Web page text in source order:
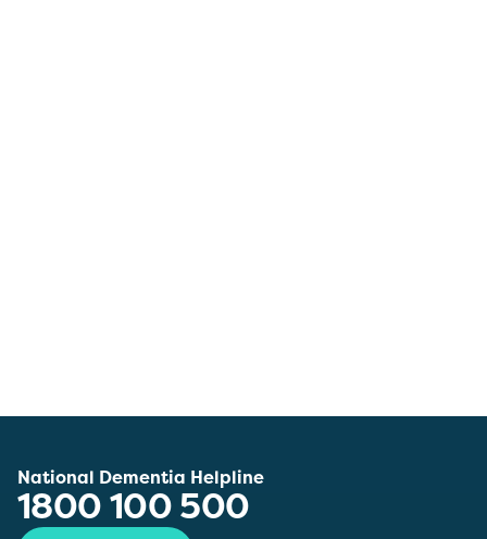
National Dementia Helpline
1800 100 500